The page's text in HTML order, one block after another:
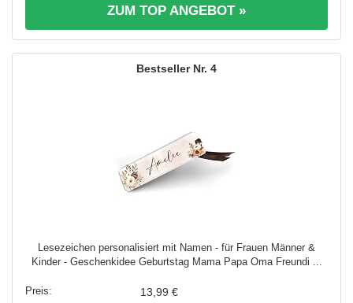
ZUM TOP ANGEBOT »
4
Lesezeichen personalisiert mit Namen - für Frauen Männer &
Kinder - Geschenkidee Geburtstag Mama Papa Oma Freundi ...
13,99 €